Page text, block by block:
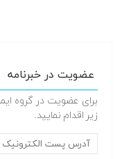
عضویت در خبرنامه
برای عضویت در گروه
زیر اقدام نمایید.